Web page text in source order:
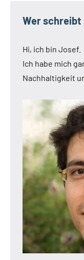
Wer schreibt
Hi, ich bin Josef.
Ich habe mich
Nachhaltigkeit